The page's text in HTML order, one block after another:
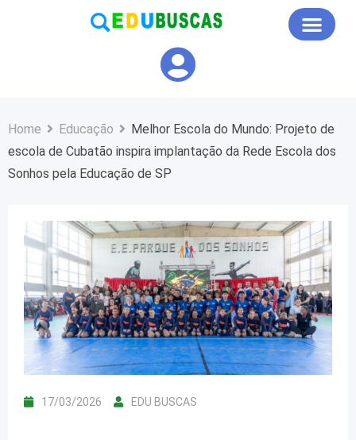
Home Educação
Melhor Escola do Mundo: Projeto de
escola de Cubatão inspira implantação da Rede Escola dos
Sonhos pela Educação de SP
17/03/2026 EDU BUSCAS